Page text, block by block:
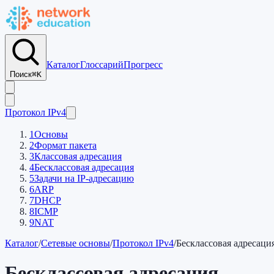
Поиск⌘K
КаталогГлоссарийПрогресс
Протокол IPv4
1Основы
2Формат пакета
3Классовая адресация
4Бесклассовая адресация
5Задачи на IP-адресацию
6ARP
7DHCP
8ICMP
9NAT
Каталог/Сетевые основы/Протокол IPv4/Бесклассовая